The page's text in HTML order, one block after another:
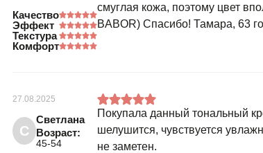
Качество
Эффект
Текстура
Комфорт
смуглая кожа, поэтому цвет
BABOR) Спасибо! Тамара, 63
27.08.2025
С
Светлана
Возраст:
45-54
Покупала данный тональный
шелушится, чувствуется
не заметен.